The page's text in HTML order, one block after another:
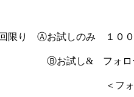
限り Ⓐお試しのみ １００
& フォロー付き
ォロー内